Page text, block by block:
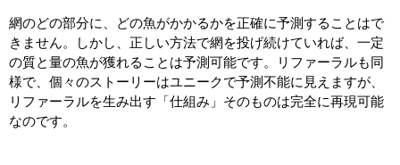
網のどの部分に、どの魚がかかるかを正確に予測することはで
きません。しかし、正しい方法で網を投げ続けていれば、一定
の質と量の魚が獲れることは予測可能です。リファーラルも同
様で、個々のストーリーはユニークで予測不能に見えますが、
リファーラルを生み出す「仕組み」そのものは完全に再現可能
なのです。